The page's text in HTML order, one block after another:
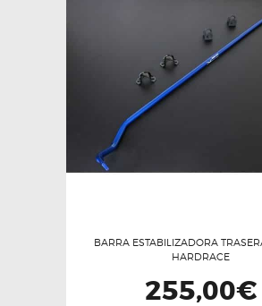
BARRA ESTABILIZADORA
HARDRACE
255,00€